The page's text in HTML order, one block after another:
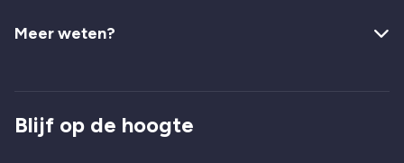
Meer weten?
Blijf op de hoogte